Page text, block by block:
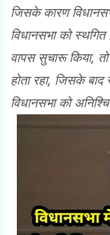
जिसके कारण
विधानसभा को
वापस सुचारू किया, तो
होता रहा, जिसके बाद
विधानसभा को